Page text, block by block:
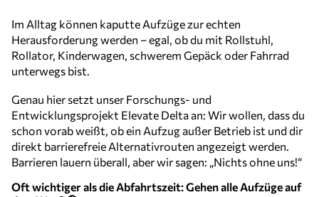
Im Alltag können kaputte Aufzüge zur echten
Herausforderung werden – egal, ob du mit Rollstuhl,
Rollator, Kinderwagen, schwerem Gepäck oder Fahrrad
unterwegs bist.
Genau hier setzt unser Forschungs- und
Entwicklungsprojekt Elevate Delta an: Wir wollen, dass du
schon vorab weißt, ob ein Aufzug außer Betrieb ist und dir
direkt barrierefreie Alternativrouten angezeigt werden.
Barrieren lauern überall, aber wir sagen: „Nichts ohne uns!“
Oft wichtiger als die Abfahrtszeit: Gehen alle Aufzüge auf